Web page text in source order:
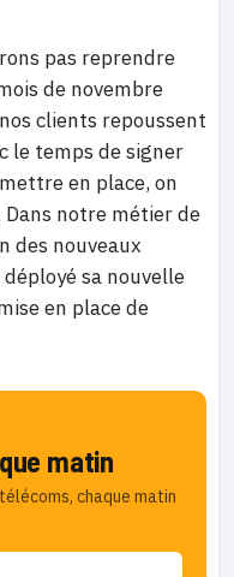
pas reprendre
de novembre
clients repoussent
le temps de signer
en place, on
notre métier de
des nouveaux
sa nouvelle
en place de
matin
chaque matin